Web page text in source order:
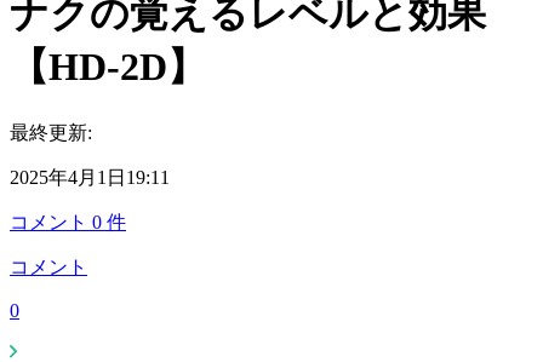
ナクの覚えるレベルと効果
【HD-2D】
最終更新:
2025年4月1日19:11
コメント 0 件
コメント
0